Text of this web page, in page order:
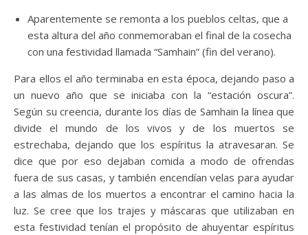
Aparentemente se remonta a los pueblos celtas, que a
esta altura del año conmemoraban el final de la cosecha
con una festividad llamada “Samhain” (fin del verano).
Para ellos el año terminaba en esta época, dejando paso a
un nuevo año que se iniciaba con la “estación oscura”.
Según su creencia, durante los días de Samhain la línea que
divide el mundo de los vivos y de los muertos se
estrechaba, dejando que los espíritus la atravesaran. Se
dice que por eso dejaban comida a modo de ofrendas
fuera de sus casas, y también encendían velas para ayudar
a las almas de los muertos a encontrar el camino hacia la
luz. Se cree que los trajes y máscaras que utilizaban en
esta festividad tenían el propósito de ahuyentar espíritus